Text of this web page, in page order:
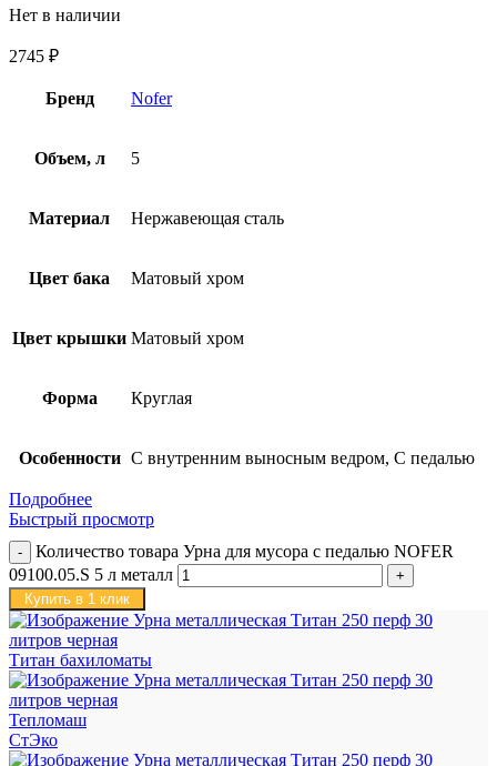
Нет в наличии
2745 ₽
Бренд Nofer
Объем, л 5
Материал Нержавеющая сталь
Цвет бака Матовый хром
Цвет крышки Матовый хром
Форма Круглая
Особенности С внутренним выносным ведром, С педалью
Подробнее
Быстрый просмотр
Количество товара Урна для мусора с педалью NOFER
09100.05.S 5 л металл
Купить в 1 клик
Титан бахиломаты
Тепломаш
СтЭко